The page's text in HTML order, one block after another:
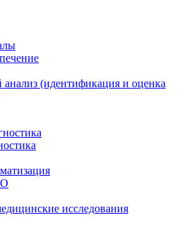
(идентификация и оценка
исследования